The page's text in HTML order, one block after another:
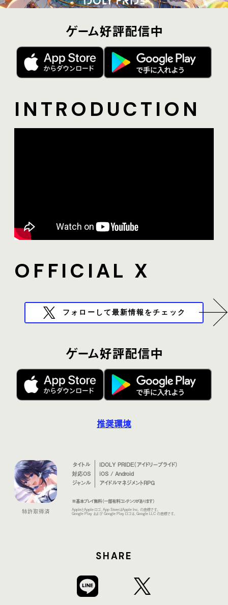
ゲーム好評配信中
INTRODUCTION
OFFICIAL X
フォローして最新情報をチェック
ゲーム好評配信中
推奨環境
特許取得済
タイトル
IDOLY PRIDE（アイドリープライド）
対応OS
iOS / Android
ジャンル
アイドルマネジメントRPG
※基本プレイ無料（一部有料コンテンツがあります）
AppleとApple ロゴ、App StoreはApple Inc. の商標です。
Google Play および Google Play ロゴは、Google LLC の商標です。
SHARE